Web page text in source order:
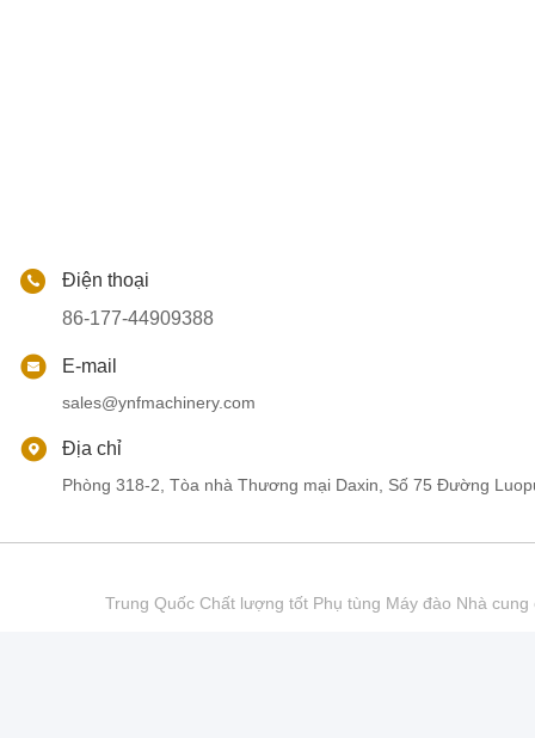
Điện thoại
86-177-44909388
E-mail
sales@ynfmachinery.com
Địa chỉ
Phòng 318-2, Tòa nhà Thương mại Daxin, Số 75 Đường
Trung Quốc Chất lượng tốt Phụ tùng Máy đào Nhà